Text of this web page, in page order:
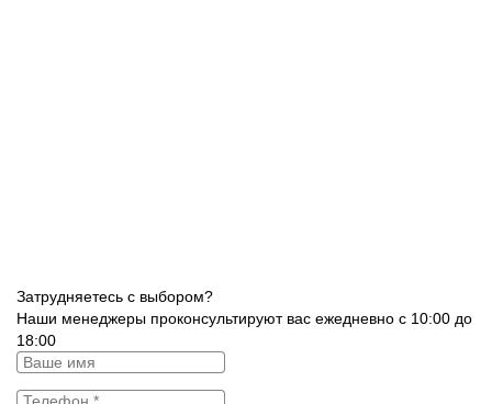
Затрудняетесь с выбором?
Наши менеджеры проконсультируют вас ежедневно с 10:00 до
18:00